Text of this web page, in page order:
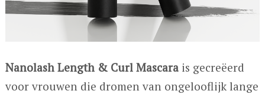
Nanolash Length & Curl Mascarais gecreëerd
voor vrouwen die dromen van ongelooflijk lange